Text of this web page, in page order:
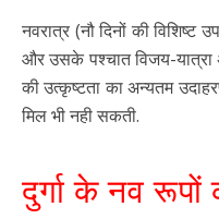
नवरात्र (नौ दिनों की विशिष्ट
और उसके पश्चात विजय-यात्रा
की उत्कृष्टता का अन्यतम
मिल भी नही सकती.
दुर्गा के नव रूपों